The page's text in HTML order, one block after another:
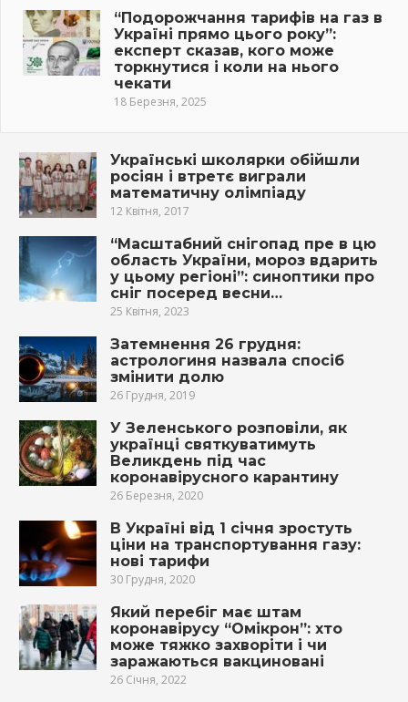
“Подорожчання тарифів на газ в
Україні прямо цього року”:
експерт сказав, кого може
торкнутися і коли на нього
чекати
18 Березня, 2025
Українські школярки обійшли
росіян і втретє виграли
математичну олімпіаду
12 Квітня, 2017
“Масштабний снігопад пре в цю
область України, мороз вдарить
у цьому регіоні”: синоптики про
сніг посеред весни…
25 Квітня, 2023
Затемнення 26 грудня:
астрологиня назвала спосіб
змінити долю
26 Грудня, 2019
У Зеленського розповіли, як
українці святкуватимуть
Великдень під час
коронавірусного карантину
26 Березня, 2020
В Україні від 1 січня зростуть
ціни на транспортування газу:
нові тарифи
30 Грудня, 2020
Який перебіг має штам
коронавірусу “Омікрон”: хто
може тяжко захворіти і чи
заражаються вакциновані
26 Січня, 2022